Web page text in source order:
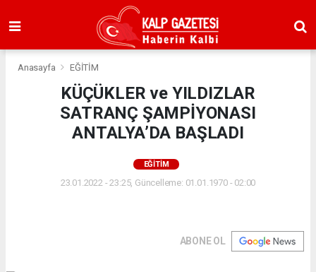
Anasayfa EĞİTİM
KÜÇÜKLER ve YILDIZLAR
SATRANÇ ŞAMPİYONASI
ANTALYA’DA BAŞLADI
EĞİTİM
23.01.2022 - 23:25, Güncelleme: 01.01.1970 - 02:00
ABONE OL